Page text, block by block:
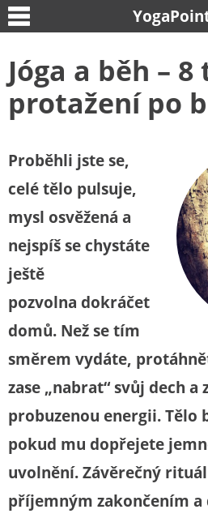
Jóga a běh –
protažení po
Proběhli jste se,
celé tělo pulsuje,
mysl osvěžená a
nejspíš se chystáte
ještě
pozvolna dokráčet
domů. Než se tím
směrem vydáte,
zase „nabrat“ svůj dech a
probuzenou energii. Tělo
pokud mu dopřejete
uvolnění. Závěrečný
příjemným zakončením